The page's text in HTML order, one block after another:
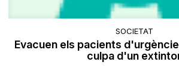
SOCIETAT
Evacuen els pacients
culpa d'un